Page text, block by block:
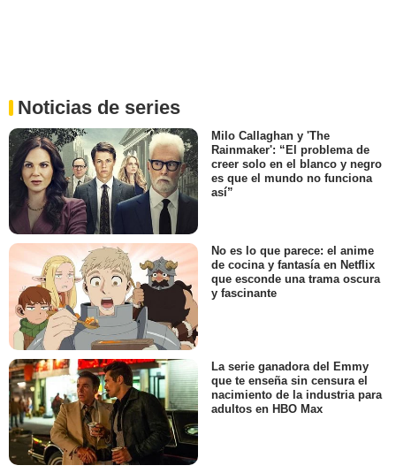
Noticias de series
Milo Callaghan y 'The
Rainmaker': “El problema de
creer solo en el blanco y negro
es que el mundo no funciona
así”
No es lo que parece: el anime
de cocina y fantasía en Netflix
que esconde una trama oscura
y fascinante
La serie ganadora del Emmy
que te enseña sin censura el
nacimiento de la industria para
adultos en HBO Max